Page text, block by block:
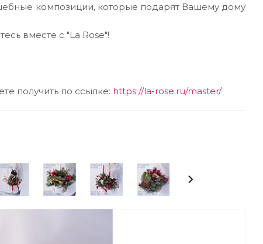
композиции, которые подарят Вашему дому
вместе с "La Rose"!
получить по ссылке: https://la-rose.ru/master/